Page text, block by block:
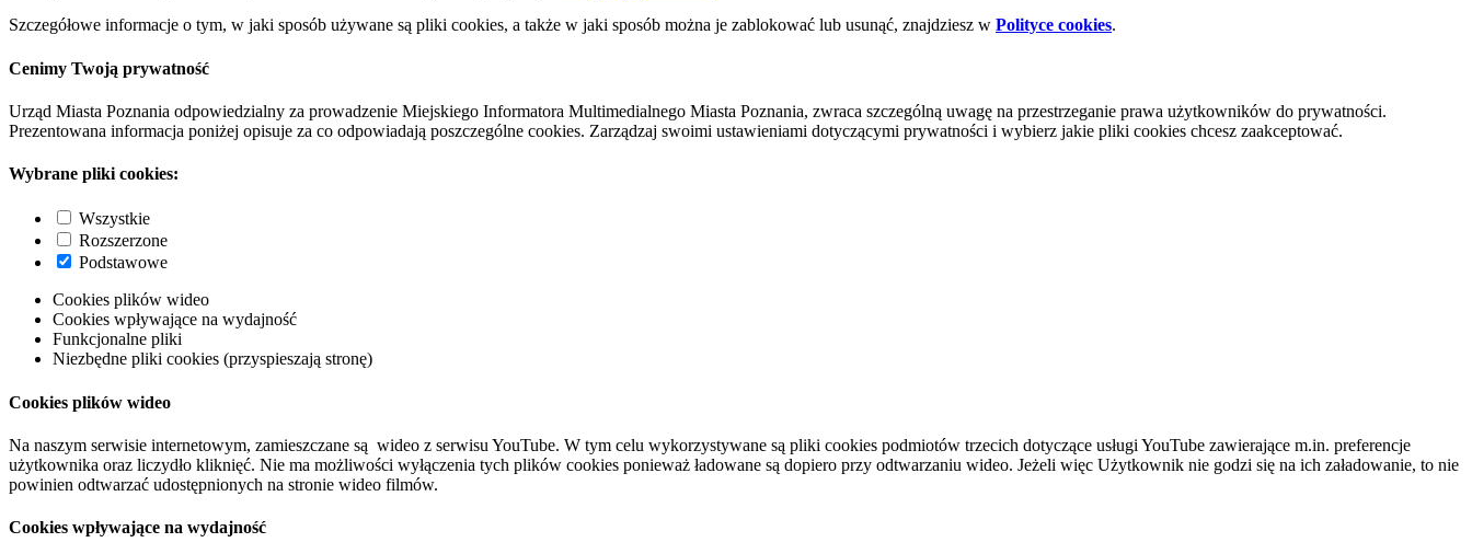
Szczegółowe informacje o tym, w jaki sposób używane są pliki cookies, a także w jaki sposób można je zablokować lub usunąć, znajdziesz w Polityce cookies.
Cenimy Twoją prywatność
Urząd Miasta Poznania odpowiedzialny za prowadzenie Miejskiego Informatora Multimedialnego Miasta Poznania, zwraca szczególną uwagę na przestrzeganie prawa użytkowników do prywatności.
Prezentowana informacja poniżej opisuje za co odpowiadają poszczególne cookies. Zarządzaj swoimi ustawieniami dotyczącymi prywatności i wybierz jakie pliki cookies chcesz zaakceptować.
Wybrane pliki cookies:
Wszystkie
Rozszerzone
Podstawowe
Cookies plików wideo
Cookies wpływające na wydajność
Funkcjonalne pliki
Niezbędne pliki cookies (przyspieszają stronę)
Cookies plików wideo
Na naszym serwisie internetowym, zamieszczane są wideo z serwisu YouTube. W tym celu wykorzystywane są pliki cookies podmiotów trzecich dotyczące usługi YouTube zawierające m.in. preferencje
użytkownika oraz liczydło kliknięć. Nie ma możliwości wyłączenia tych plików cookies ponieważ ładowane są dopiero przy odtwarzaniu wideo. Jeżeli więc Użytkownik nie godzi się na ich załadowanie, to nie
powinien odtwarzać udostępnionych na stronie wideo filmów.
Cookies wpływające na wydajność